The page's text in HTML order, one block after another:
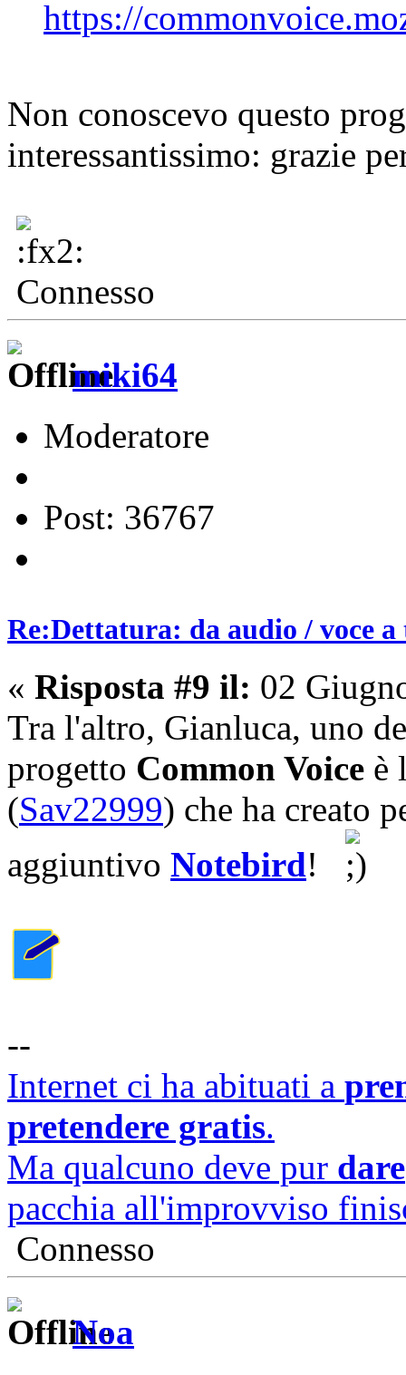
https://
Non conoscevo questo
interessantissimo: grazie
Connesso
miki64
Moderatore
Post: 36767
Re:Dettatura: da audio / voce a
« Risposta #9 il: 02
Tra l'altro, Gianluca, uno
progetto Common Voice è
(Sav22999) che ha creato
aggiuntivo Notebird!
--
Internet ci ha abituati a
pretendere gratis.
Ma qualcuno deve pur dare
pacchia all'improvviso
Connesso
Noa